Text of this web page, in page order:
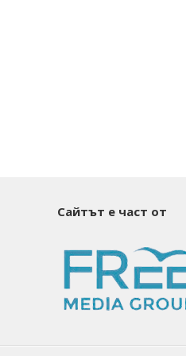
Сайтът е част от